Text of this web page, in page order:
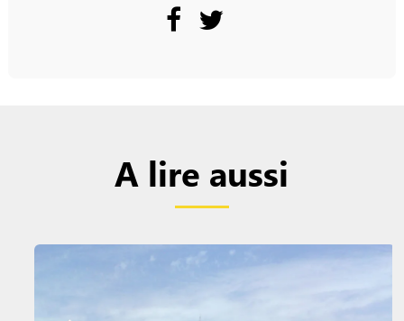
A lire aussi